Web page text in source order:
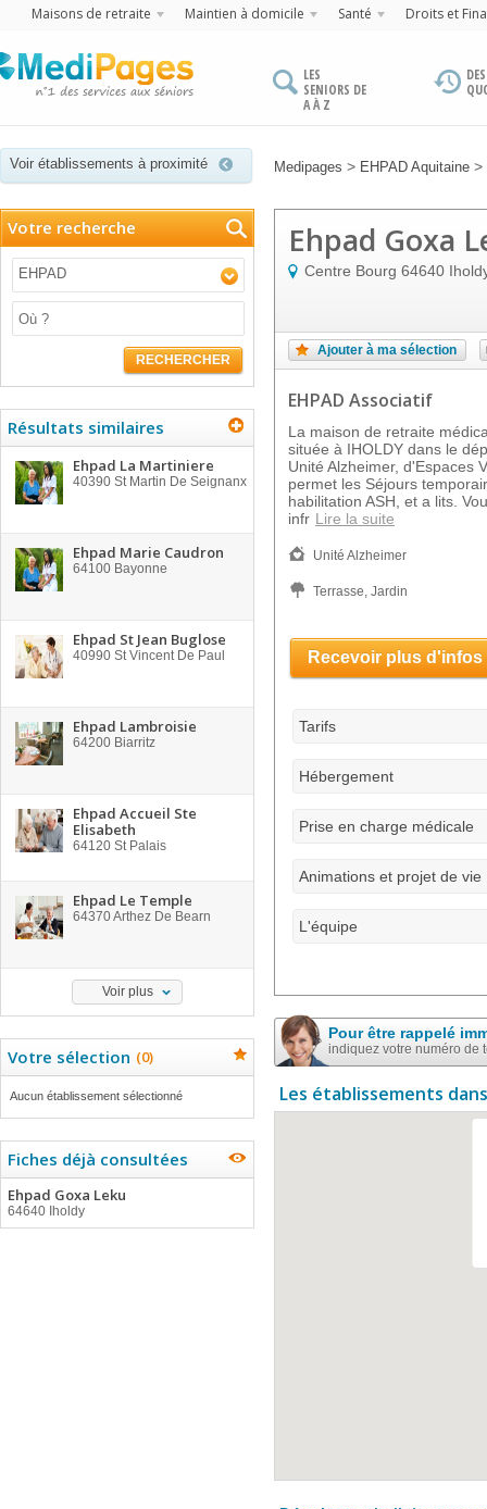
Maisons de retraite Maintien à domicile Santé Droits et
LES
SENIORS DE
A À Z
Voir établissements à proximité Medipages > EHPAD Aquitaine >
Votre recherche
EHPAD
RECHERCHER
Résultats similaires
Ehpad La Martiniere
40390 St Martin De Seignanx
Ehpad Marie Caudron
64100 Bayonne
Ehpad St Jean Buglose
40990 St Vincent De Paul
Ehpad Lambroisie
64200 Biarritz
Ehpad Accueil Ste
Elisabeth
64120 St Palais
Ehpad Le Temple
64370Arthez De Bearn
Voir plus
Votre sélection (0)
Aucun établissement sélectionné
Fiches déjà consultées
Ehpad Goxa Leku
64640 Iholdy
Ehpad Goxa
Centre Bourg 64640
Ajouter à ma sélection
EHPAD Associatif
La maison de retraite
située à IHOLDY dans le
Unité Alzheimer, d'Espaces
permet les Séjours
habilitation ASH, et a lits.
infr Lire la suite
Unité Alzheimer
Terrasse, Jardin
Recevoir plus d'infos
Tarifs
Hébergement
Prise en charge médicale
Animations et projet de vie
L'équipe
Pour être rappelé
indiquez votre numéro de
Les établissements